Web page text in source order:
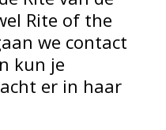
Rite of the
we contact
kun je
er in haar